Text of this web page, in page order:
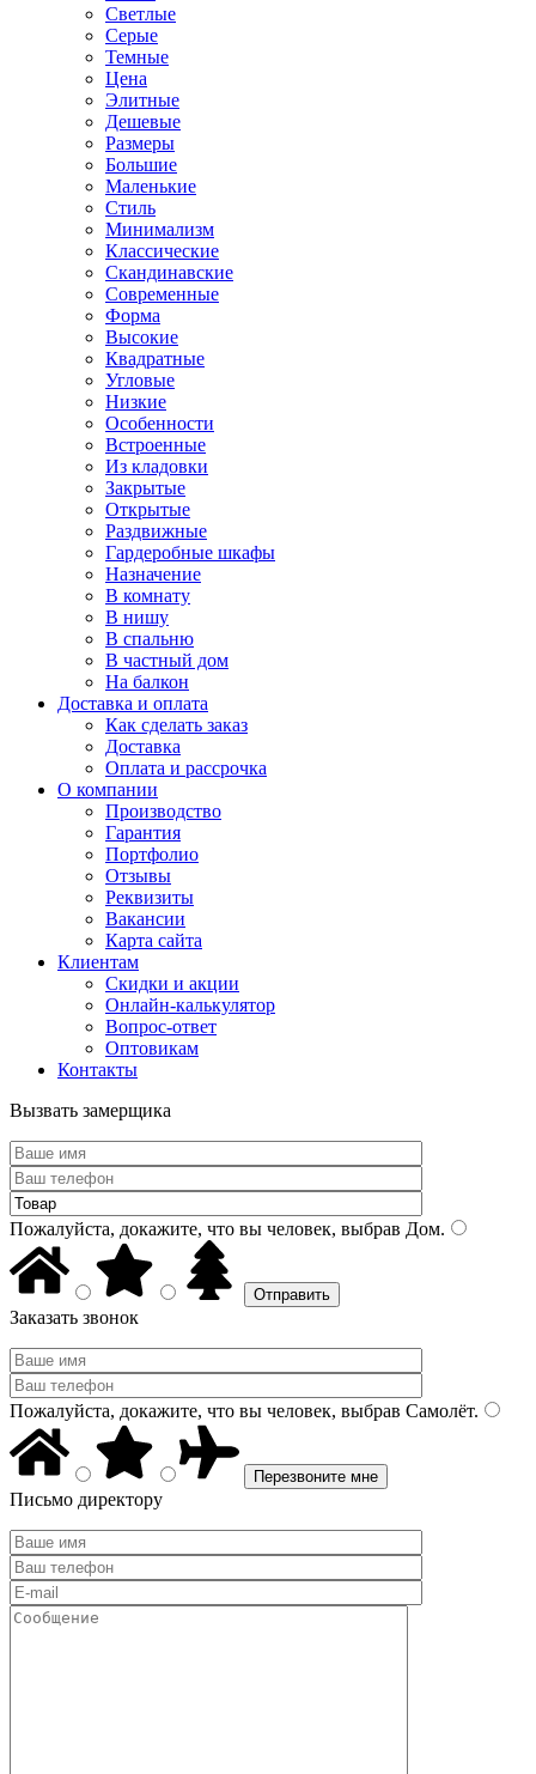
Светлые
Серые
Темные
Цена
Элитные
Дешевые
Размеры
Большие
Маленькие
Стиль
Минимализм
Классические
Скандинавские
Современные
Форма
Высокие
Квадратные
Угловые
Низкие
Особенности
Встроенные
Из кладовки
Закрытые
Открытые
Раздвижные
Гардеробные шкафы
Назначение
В комнату
В нишу
В спальню
В частный дом
На балкон
Доставка и оплата
Как сделать заказ
Доставка
Оплата и рассрочка
О компании
Производство
Гарантия
Портфолио
Отзывы
Реквизиты
Вакансии
Карта сайта
Клиентам
Скидки и акции
Онлайн-калькулятор
Вопрос-ответ
Оптовикам
Контакты
Вызвать замерщика
Пожалуйста, докажите, что вы человек, выбрав Дом.
Заказать звонок
Пожалуйста, докажите, что вы человек, выбрав Самолёт.
Письмо директору